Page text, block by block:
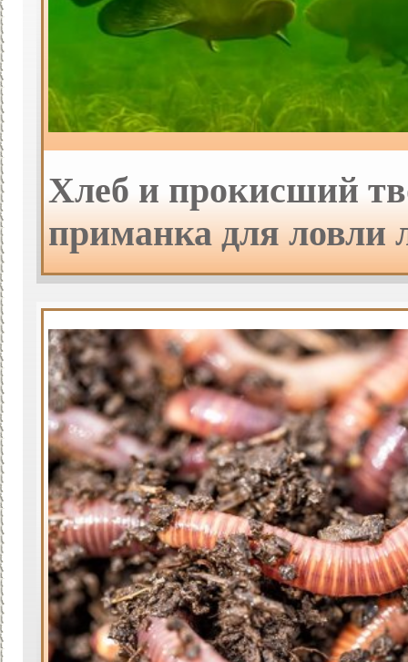
Хлеб и прокисший
приманка для ловли